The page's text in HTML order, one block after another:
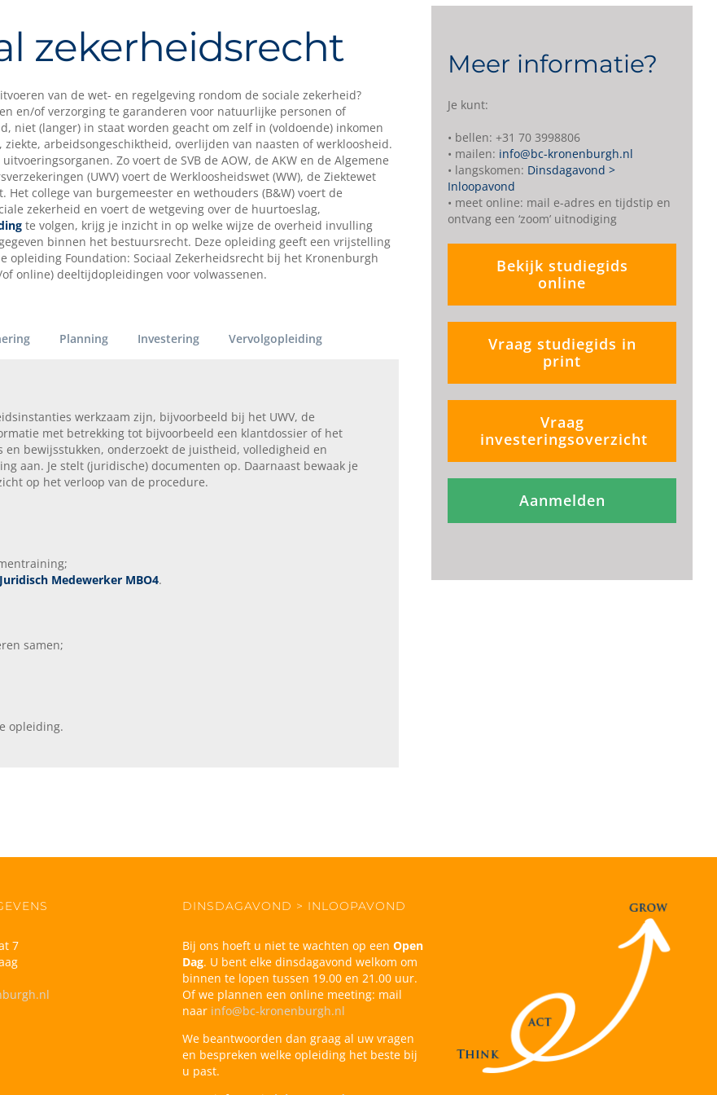
zekerheidsrecht
van de wet- en regelgeving rondom de sociale zekerheid?
en/of verzorging te garanderen voor natuurlijke personen of
niet (langer) in staat worden geacht om zelf in (voldoende) inkomen
arbeidsongeschiktheid, overlijden van naasten of werkloosheid.
Zo voert de SVB de AOW, de AKW en de Algemene
(UWV) voert de Werkloosheidswet (WW), de Ziektewet
college van burgemeester en wethouders (B&W) voert de
zekerheid en voert de wetgeving over de huurtoeslag,
te volgen, krijg je inzicht in op welke wijze de overheid invulling
binnen het bestuursrecht. Deze opleiding geeft een vrijstelling
opleiding Foundation: Sociaal Zekerheidsrecht bij het Kronenburgh
online) deeltijdopleidingen voor volwassenen.
Planning Investering Vervolgopleiding
werkzaam zijn, bijvoorbeeld bij het UWV, de
met betrekking tot bijvoorbeeld een klantdossier of het
bewijsstukken, onderzoekt de juistheid, volledigheid en
aan. Je stelt (juridische) documenten op. Daarnaast bewaak je
op het verloop van de procedure.
Juridisch Medewerker MBO4.
samen;
opleiding.
Meer informatie?
Je kunt:
• bellen: +31 70 3998806
• mailen: info@bc-kronenburgh.nl
• langskomen: Dinsdagavond >
Inloopavond
• meet online: mail e-adres en tijdstip en
ontvang een ‘zoom’ uitnodiging
Bekijk studiegids
online
Vraag studiegids in
print
Vraag
investeringsoverzicht
Aanmelden
7
DINSDAGAVOND > INLOOPAVOND
Bij ons hoeft u niet te wachten op een Open
Dag. U bent elke dinsdagavond welkom om
binnen te lopen tussen 19.00 en 21.00 uur.
Of we plannen een online meeting: mail
naar info@bc-kronenburgh.nl
We beantwoorden dan graag al uw vragen
en bespreken welke opleiding het beste bij
u past.